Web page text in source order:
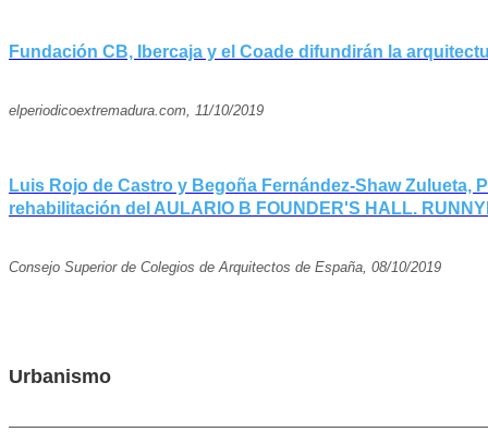
Fundación CB, Ibercaja y el Coade difundirán la
elperiodicoextremadura.com, 11/10/2019
Luis Rojo de Castro y Begoña Fernández-Shaw Zulueta,
rehabilitación del AULARIO B FOUNDER'S HALL.
Consejo Superior de Colegios de Arquitectos de España, 08/10/2019
Urbanismo